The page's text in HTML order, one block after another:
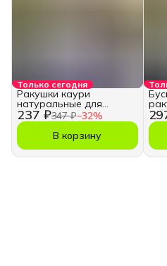
Только сегодня
237 ₽347 ₽−32%
Ракушки каури
натуральные для
творчества и рукоделия
В корзину